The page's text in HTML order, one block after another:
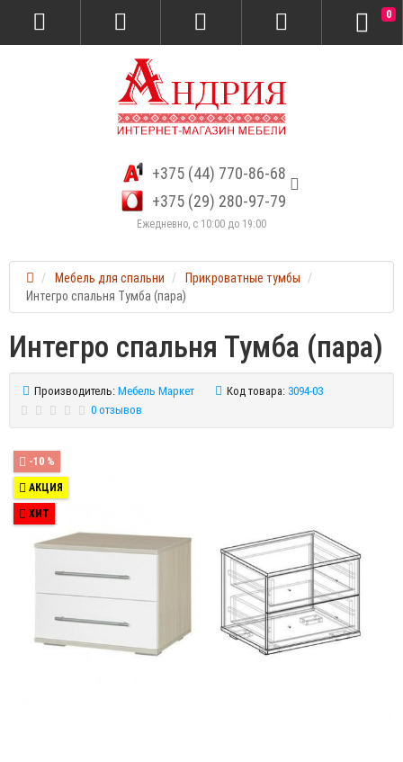
+375 (44) 770-86-68
+375 (29) 280-97-79
Ежедневно, с 10:00 до 19:00
0
Мебель для спальни
Прикроватные тумбы
Интегро спальня Тумба (пара)
Интегро спальня Тумба (пара)
Производитель: Мебель Маркет Код товара: 3094-03
0 отзывов
-10 %
АКЦИЯ
ХИТ